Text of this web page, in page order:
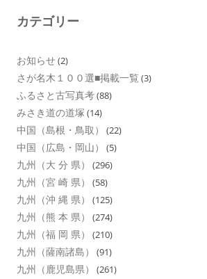
カテゴリー
お知らせ(2)
さが名木１００選■掲載一覧 (3)
ふるさと古写真考(88)
みさき道の道塚 (14)
中国（島根・鳥取） (22)
中国（広島・岡山） (5)
九州（大 分 県） (296)
九州（宮 崎 県） (58)
九州（沖 縄 県） (125)
九州（熊 本 県） (274)
九州（福 岡 県） (210)
九州（薩南諸島） (91)
九州（鹿児島県） (261)